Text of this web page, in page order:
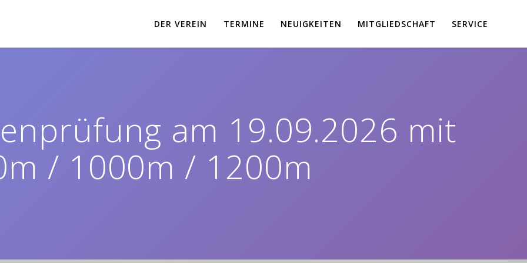
DER VEREIN TERMINE NEUIGKEITEN MITGLIEDSCHAFT SERVICE
am 19.09.2026 mit
/ 1000m / 1200m